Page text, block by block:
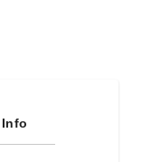
Info